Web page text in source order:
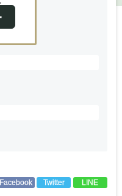
Facebook Twitter LINE